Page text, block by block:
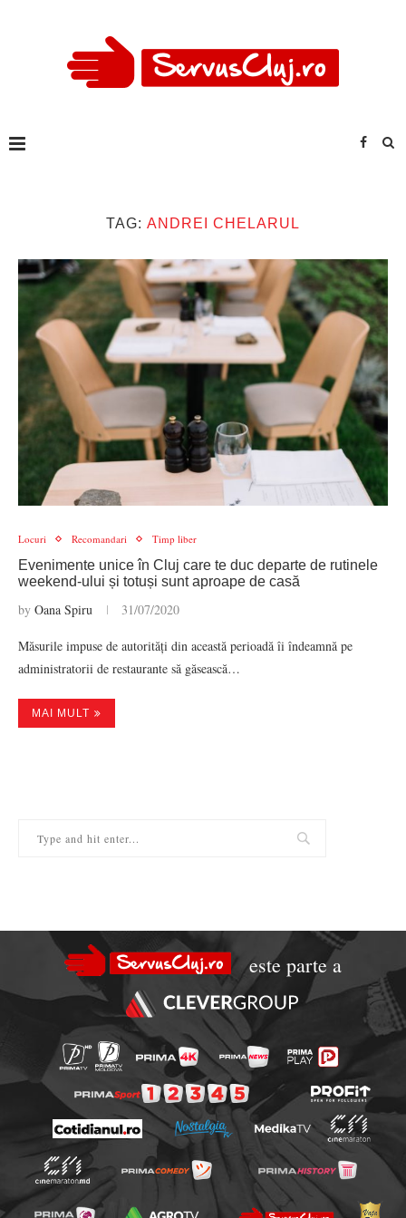
TAG: ANDREI CHELARUL
Locuri Recomandari Timp liber
Evenimente unice în Cluj care te duc departe de rutinele
weekend-ului și totuși sunt aproape de casă
by Oana Spiru 31/07/2020
Măsurile impuse de autorități din această perioadă îi îndeamnă pe
administratorii de restaurante să găsească…
MAI MULT
este parte a